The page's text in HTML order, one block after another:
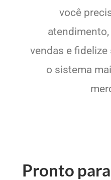
você
vendas e
o sistema
Pronto